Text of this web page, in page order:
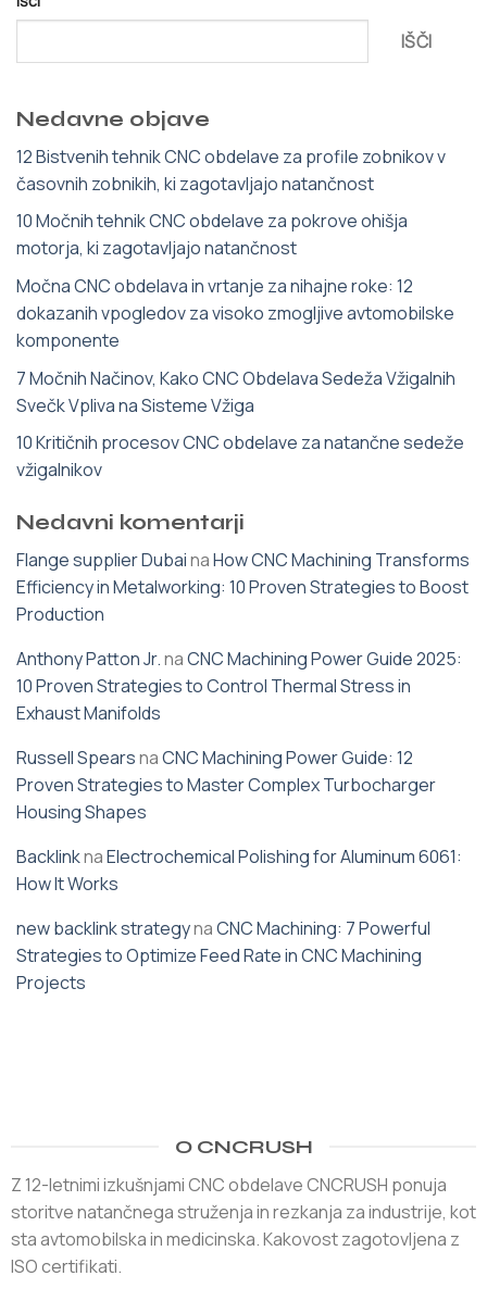
IŠČI
Nedavne objave
12 Bistvenih tehnik CNC obdelave za profile zobnikov v
časovnih zobnikih, ki zagotavljajo natančnost
10 Močnih tehnik CNC obdelave za pokrove ohišja
motorja, ki zagotavljajo natančnost
Močna CNC obdelava in vrtanje za nihajne roke: 12
dokazanih vpogledov za visoko zmogljive avtomobilske
komponente
7 Močnih Načinov, Kako CNC Obdelava Sedeža Vžigalnih
Svečk Vpliva na Sisteme Vžiga
10 Kritičnih procesov CNC obdelave za natančne sedeže
vžigalnikov
Nedavni komentarji
Flange supplier DubainaHow CNC Machining Transforms
Efficiency in Metalworking: 10 Proven Strategies to Boost
Production
Anthony Patton Jr.naCNC Machining Power Guide 2025:
10 Proven Strategies to Control Thermal Stress in
Exhaust Manifolds
Russell SpearsnaCNC Machining Power Guide: 12
Proven Strategies to Master Complex Turbocharger
Housing Shapes
BacklinknaElectrochemical Polishing for Aluminum 6061:
How It Works
new backlink strategynaCNC Machining: 7 Powerful
Strategies to Optimize Feed Rate in CNC Machining
Projects
O CNCRUSH
Z 12-letnimi izkušnjami CNC obdelave CNCRUSH ponuja
storitve natančnega struženja in rezkanja za industrije, kot
sta avtomobilska in medicinska. Kakovost zagotovljena z
ISO certifikati.